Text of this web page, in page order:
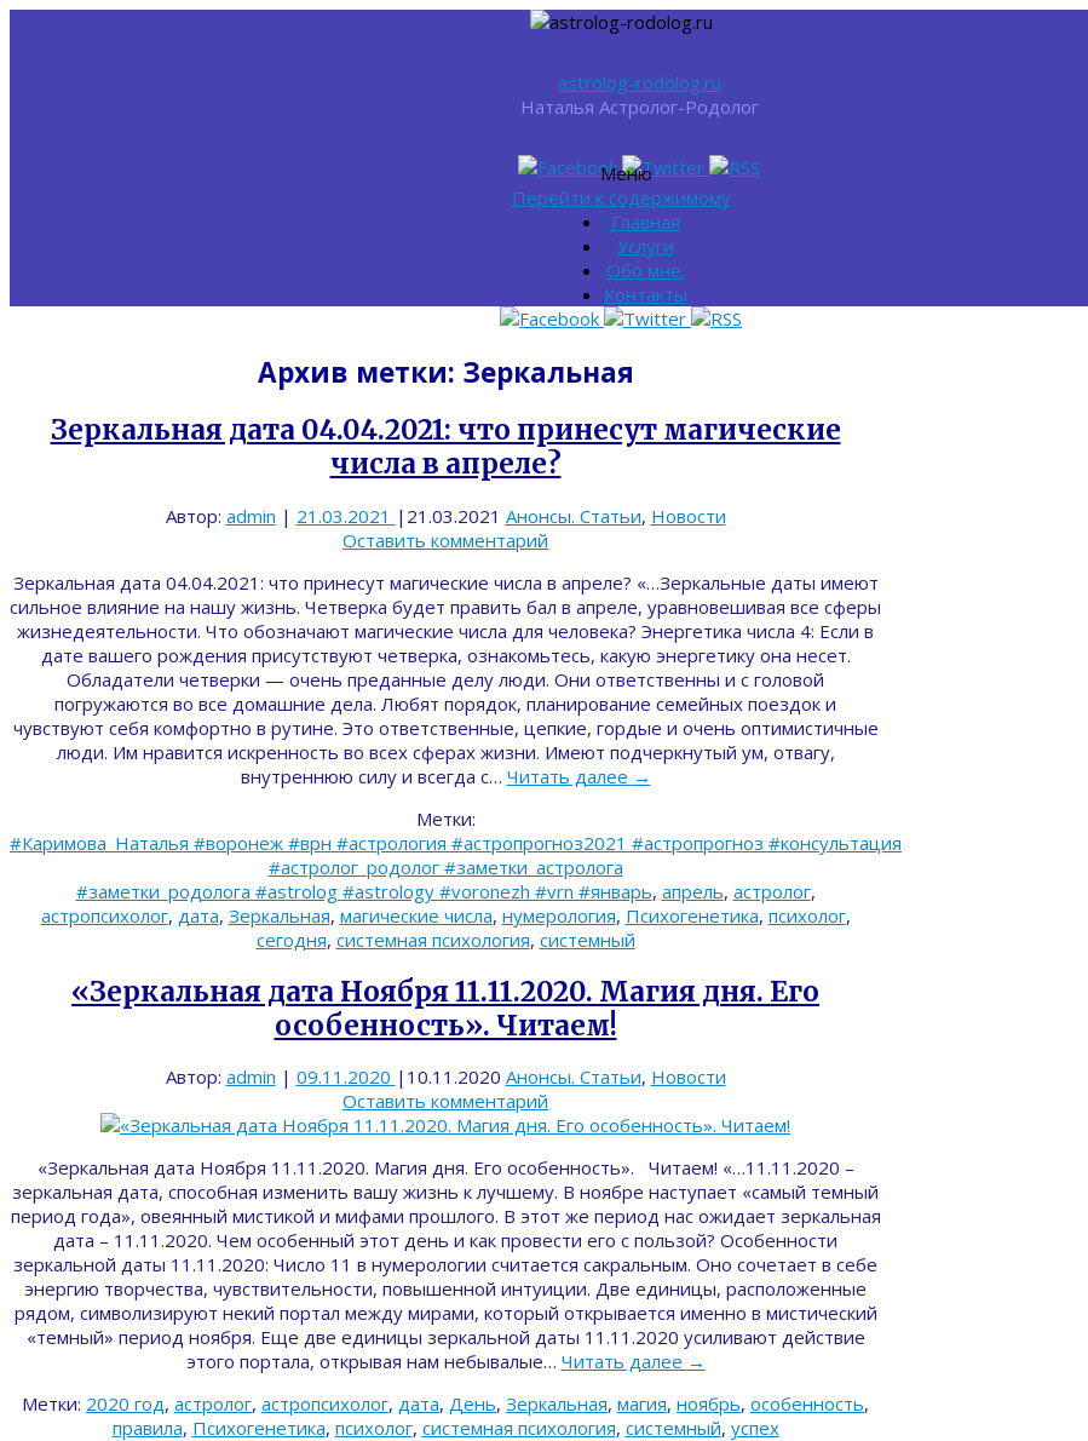
astrolog-rodolog.ru
Наталья Астролог-Родолог
Меню
Перейти к содержимому
Главная
Услуги
Обо мне.
Контакты
Архив метки: Зеркальная
Зеркальная дата 04.04.2021: что принесут магические
числа в апреле?
Автор: admin | 21.03.2021 | 21.03.2021 Анонсы. Статьи, Новости
Оставить комментарий
Зеркальная дата 04.04.2021: что принесут магические числа в апреле? «…Зеркальные даты имеют
сильное влияние на нашу жизнь. Четверка будет править бал в апреле, уравновешивая все сферы
жизнедеятельности. Что обозначают магические числа для человека? Энергетика числа 4: Если в
дате вашего рождения присутствуют четверка, ознакомьтесь, какую энергетику она несет.
Обладатели четверки — очень преданные делу люди. Они ответственны и с головой
погружаются во все домашние дела. Любят порядок, планирование семейных поездок и
чувствуют себя комфортно в рутине. Это ответственные, цепкие, гордые и очень оптимистичные
люди. Им нравится искренность во всех сферах жизни. Имеют подчеркнутый ум, отвагу,
внутреннюю силу и всегда с… Читать далее →
Метки:
#Каримова_Наталья #воронеж #врн #астрология #астропрогноз2021 #астропрогноз #консультация
#астролог_родолог #заметки_астролога
#заметки_родолога #astrolog #astrology #voronezh #vrn #январь, апрель, астролог,
астропсихолог, дата, Зеркальная, магические числа, нумерология, Психогенетика, психолог,
сегодня, системная психология, системный
«Зеркальная дата Ноября 11.11.2020. Магия дня. Его
особенность». Читаем!
Автор: admin | 09.11.2020 | 10.11.2020 Анонсы. Статьи, Новости
Оставить комментарий
«Зеркальная дата Ноября 11.11.2020. Магия дня. Его особенность». Читаем! «…11.11.2020 –
зеркальная дата, способная изменить вашу жизнь к лучшему. В ноябре наступает «самый темный
период года», овеянный мистикой и мифами прошлого. В этот же период нас ожидает зеркальная
дата – 11.11.2020. Чем особенный этот день и как провести его с пользой? Особенности
зеркальной даты 11.11.2020: Число 11 в нумерологии считается сакральным. Оно сочетает в себе
энергию творчества, чувствительности, повышенной интуиции. Две единицы, расположенные
рядом, символизируют некий портал между мирами, который открывается именно в мистический
«темный» период ноября. Еще две единицы зеркальной даты 11.11.2020 усиливают действие
этого портала, открывая нам небывалые… Читать далее →
Метки: 2020 год, астролог, астропсихолог, дата, День, Зеркальная, магия, ноябрь, особенность,
правила, Психогенетика, психолог, системная психология, системный, успех